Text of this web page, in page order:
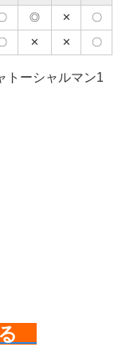
◎ ✕ 〇
✕ ✕ 〇
トーシャルマン1
る